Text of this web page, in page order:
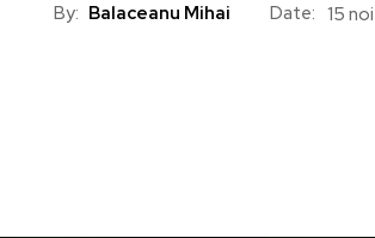
By: Balaceanu Mihai Date: 15